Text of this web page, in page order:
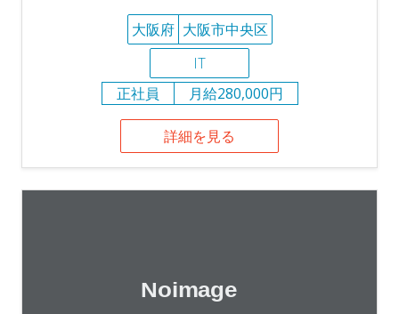
大阪府 大阪市中央区
IT
正社員
月給280,000円
詳細を見る